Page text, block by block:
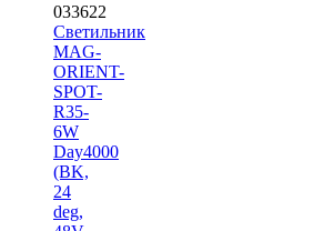
033622
Светильник
MAG-
ORIENT-
SPOT-
R35-
6W
Day4000
(BK,
24
deg,